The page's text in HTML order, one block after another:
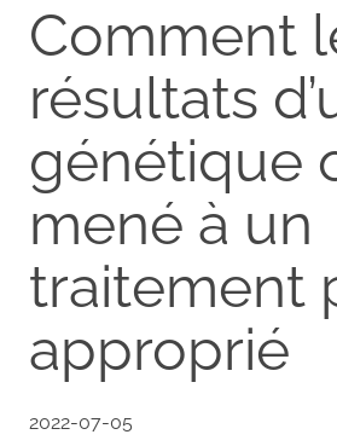
Comment
résultats
génétique
mené à un
traitement
approprié
2022-07-05